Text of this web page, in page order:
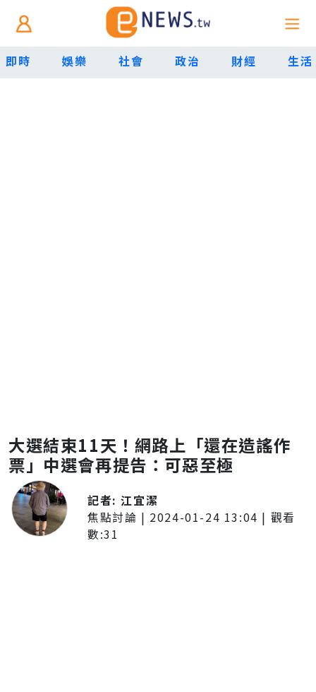
即時 娛樂 社會 政治 財經 生活
大選結束11天！網路上「還在造謠作
票」中選會再提告：可惡至極
記者:江宜潔
焦點討論 | 2024-01-24 13:04 | 觀看
數:31